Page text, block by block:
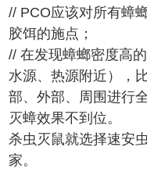
// PCO应该对所有蟑
胶饵的施点；
// 在发现蟑螂密度高
水源、热源附近），
部、外部、周围进行
灭蟑效果不到位。
杀虫灭鼠就选择速安
家。